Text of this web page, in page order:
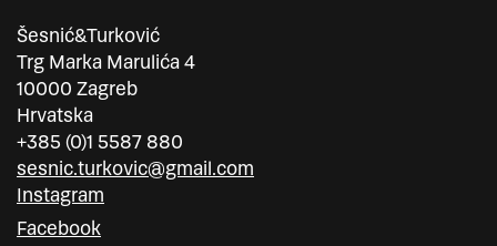
Šesnić&Turković
Trg Marka Marulića 4
10000 Zagreb
Hrvatska
+385 (0)1 5587 880
sesnic.turkovic@gmail.com
Instagram
Facebook